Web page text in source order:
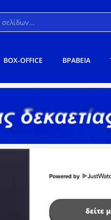
BOX-OFFICE ΒΡΑΒΕΙΑ
Powered by
δείτε